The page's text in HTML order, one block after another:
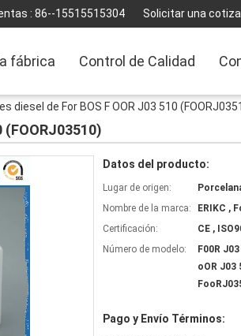
: 86--15515515304 Solicitar una
fábrica Control de Calidad
diesel de For BOS F OOR J03 510
Datos del producto:
Lugar de origen:
Nombre de la marca:
ERIKC ,
Certificación:
CE ,
Número de modelo:
F00R
oOR J03
Pago y Envío Términos: